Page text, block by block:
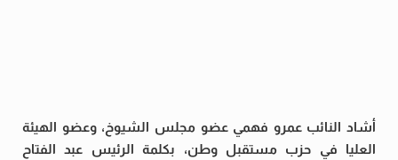
أشاد النائب عمرو فهمي عضو مجلس الشيوخ، وعضو الهيئة
العليا في حزب مستقبل وطن، بكلمة الرئيس عبد الفتاح